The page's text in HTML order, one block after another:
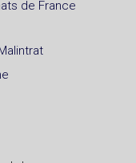
de France